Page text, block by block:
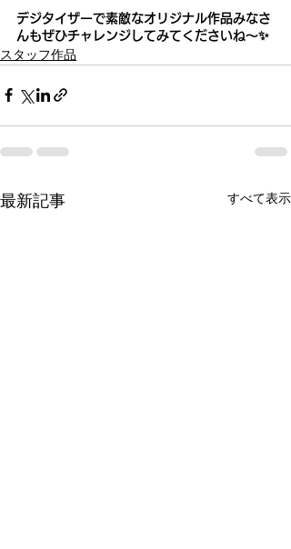
デジタイザーで素敵なオリジナル作品みなさ
んもぜひチャレンジしてみてくださいね～✨
スタッフ作品
最新記事 すべて表示